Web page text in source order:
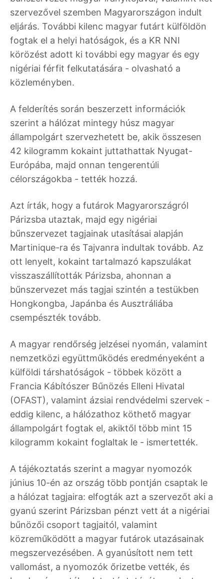
szervezővel szemben Magyarországon indult
eljárás. További kilenc magyar futárt külföldön
fogtak el a helyi hatóságok, és a KR NNI
körözést adott ki további egy magyar és egy
nigériai férfit felkutatására - olvasható a
közleményben.
A felderítés során beszerzett információk
szerint a hálózat mintegy húsz magyar
állampolgárt szervezhetett be, akik összesen
42 kilogramm kokaint juttathattak Nyugat-
Európába, majd onnan tengerentúli
célországokba - tették hozzá.
Azt írták, hogy a futárok Magyarországról
Párizsba utaztak, majd egy nigériai
bűnszervezet tagjainak utasításai alapján
Martinique-ra és Tajvanra indultak tovább. Az
ott lenyelt, kokaint tartalmazó kapszulákat
visszaszállították Párizsba, ahonnan a
bűnszervezet más tagjai szintén a testükben
Hongkongba, Japánba és Ausztráliába
csempészték tovább.
A magyar rendőrség jelzései nyomán, valamint
nemzetközi együttműködés eredményeként a
külföldi társhatóságok - többek között a
Francia Kábítószer Bűnözés Elleni Hivatal
(OFAST), valamint ázsiai rendvédelmi szervek -
eddig kilenc, a hálózathoz köthető magyar
állampolgárt fogtak el, akiktől több mint 15
kilogramm kokaint foglaltak le - ismertették.
A tájékoztatás szerint a magyar nyomozók
június 10-én az ország több pontján csaptak le
a hálózat tagjaira: elfogták azt a szervezőt aki a
gyanú szerint Párizsban pénzt vett át a nigériai
bűnözői csoport tagjaitól, valamint
közreműködött a magyar futárok utazásainak
megszervezésében. A gyanúsított nem tett
vallomást, a nyomozók őrizetbe vették, és